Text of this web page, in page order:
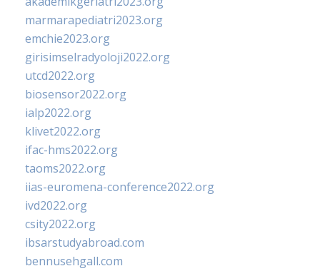
marmarapediatri2023.org
emchie2023.org
girisimselradyoloji2022.org
utcd2022.org
biosensor2022.org
ialp2022.org
klivet2022.org
ifac-hms2022.org
taoms2022.org
iias-euromena-conference2022.org
ivd2022.org
csity2022.org
ibsarstudyabroad.com
bennusehgall.com